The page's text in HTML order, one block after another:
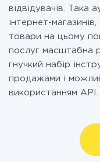
відвідувачів. Така
інтернет-
товари на цьому
послуг масштабна
гнучкий набір
продажами і
використанням API.